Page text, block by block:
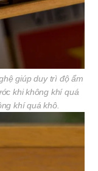
giúp duy trì độ ẩm
khi không khí quá
khí quá khô.